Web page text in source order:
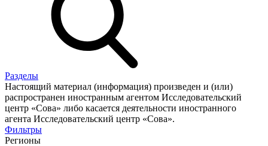
Разделы
Настоящий материал (информация) произведен и (или)
распространен иностранным агентом Исследовательский
центр «Сова» либо касается деятельности иностранного
агента Исследовательский центр «Сова».
Фильтры
Регионы